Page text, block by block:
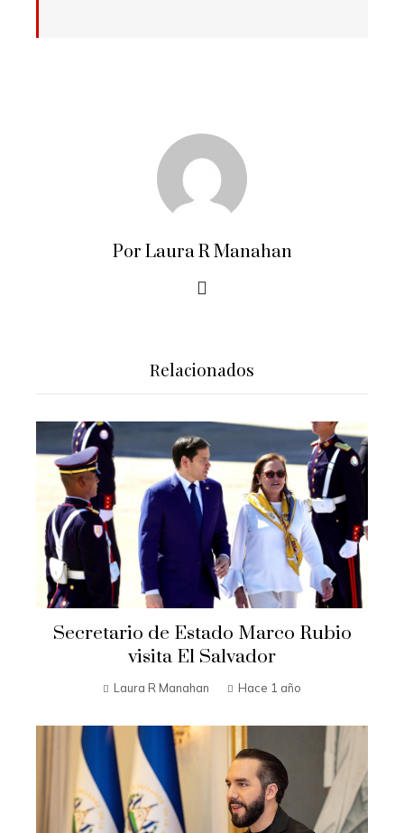
Por Laura R Manahan
Relacionados
Secretario de Estado Marco Rubio
visita El Salvador
Laura R Manahan Hace 1 año